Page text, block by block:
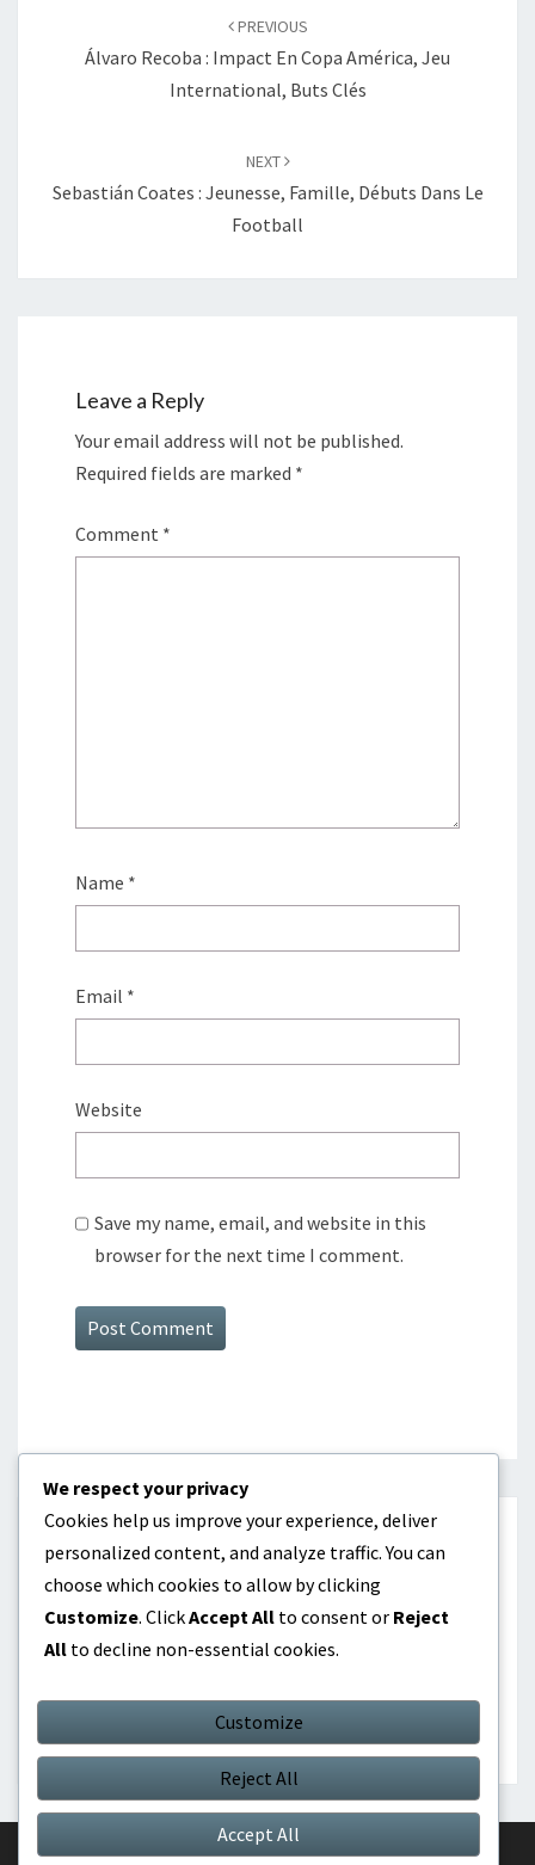
PREVIOUS
Álvaro Recoba : Impact En Copa América, Jeu
International, Buts Clés
NEXT
Sebastián Coates : Jeunesse, Famille, Débuts Dans Le
Football
Leave a Reply
Your email address will not be published.
Required fields are marked *
Comment *
Name *
Email *
Website
Save my name, email, and website in this
browser for the next time I comment.
CATÉGORIES
Biographies des joueurs
Réalisations internationales
© 2026|Proudly Powered byWordPress |Theme:Nisarg
We respect your privacy
Cookies help us improve your experience, deliver
personalized content, and analyze traffic. You can
choose which cookies to allow by clicking
Customize. ClickAccept All to consent or Reject
All to decline non-essential cookies.
Customize
Reject All
Accept All